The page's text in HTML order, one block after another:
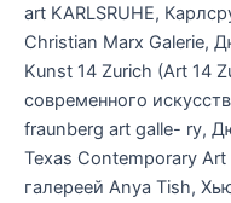
art KARLSRUHE,
Christian Marx Galerie,
Kunst 14 Zurich (Art 14
современного
fraunberg art galle- ry,
Texas Contemporary
галереей Anya Tish,